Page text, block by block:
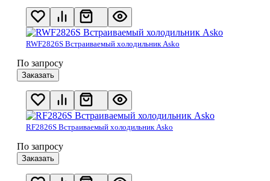
RWF2826S Встраиваемый холодильник Asko
По запросу
Заказать
RF2826S Встраиваемый холодильник Asko
По запросу
Заказать